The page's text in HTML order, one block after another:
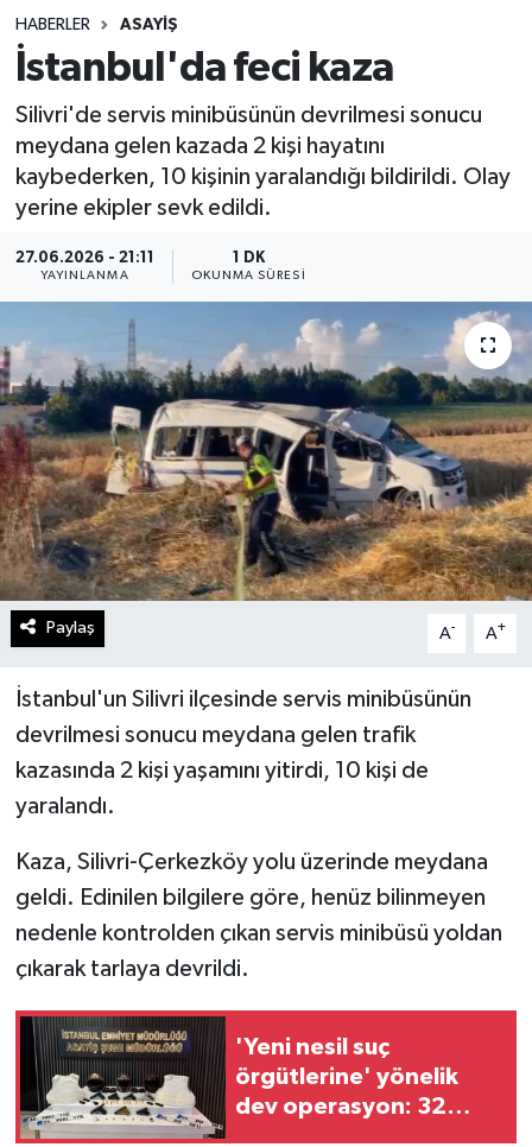
HABERLER ASAYIŞ
İstanbul'da feci kaza
Silivri'de servis minibüsünün devrilmesi sonucu
meydana gelen kazada 2 kişi hayatını
kaybederken, 10 kişinin yaralandığı bildirildi. Olay
yerine ekipler sevk edildi.
27.06.2026 - 21:11
YAYINLANMA
1 DK
OKUNMA SÜRESI
Paylaş A- A+
İstanbul'un Silivri ilçesinde servis minibüsünün
devrilmesi sonucu meydana gelen trafik
kazasında 2 kişi yaşamını yitirdi, 10 kişi de
yaralandı.
Kaza, Silivri-Çerkezköy yolu üzerinde meydana
geldi. Edinilen bilgilere göre, henüz bilinmeyen
nedenle kontrolden çıkan servis minibüsü yoldan
çıkarak tarlaya devrildi.
'Yeni nesil suç
örgütlerine' yönelik
dev operasyon: 32
Spor
Teknoloji
Yaşam